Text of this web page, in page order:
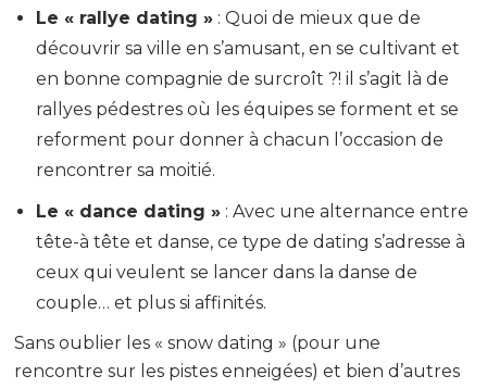
Le « rallye dating » : Quoi de mieux que de
découvrir sa ville en s’amusant, en se cultivant et
en bonne compagnie de surcroît ?! il s’agit là de
rallyes pédestres où les équipes se forment et se
reforment pour donner à chacun l’occasion de
rencontrer sa moitié.
Le « dance dating » : Avec une alternance entre
tête-à tête et danse, ce type de dating s’adresse à
ceux qui veulent se lancer dans la danse de
couple… et plus si affinités.
Sans oublier les « snow dating » (pour une
rencontre sur les pistes enneigées) et bien d’autres